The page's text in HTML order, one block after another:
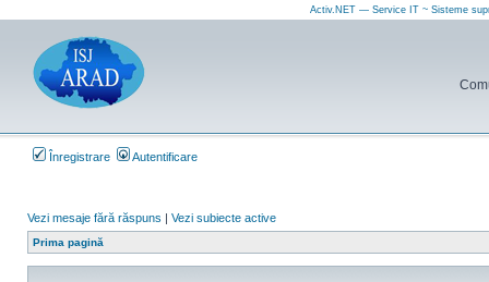
Activ.NET — Service IT ~ Sisteme
Înregistrare Autentificare
Vezi mesaje fără răspuns | Vezi subiecte active
Prima pagină